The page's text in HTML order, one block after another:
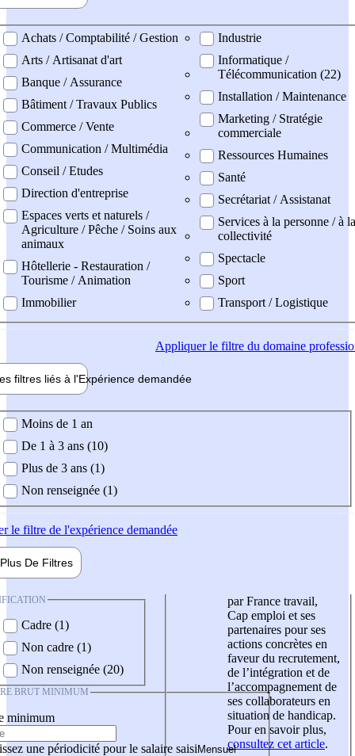
professionel
Achats / Comptabilité / Gestion
Arts / Artisanat d'art
Banque / Assurance
Bâtiment / Travaux Publics
Commerce / Vente
Communication / Multimédia
Conseil / Etudes
Direction d'entreprise
Espaces verts et naturels /
Agriculture / Pêche / Soins aux
animaux
Hôtellerie - Restauration /
Tourisme / Animation
Immobilier
Industrie
Informatique /
Télécommunication (22)
Installation / Maintenance
Marketing / Stratégie
commerciale
Ressources Humaines
Santé
Secrétariat / Assistanat
Services à la personne / à la
collectivité
Spectacle
Sport
Transport / Logistique
Appliquerle filtre du domaine
filtres liés à l'Expérience demandée
demandée
Moins de 1 an
De 1 à 3 ans (10)
Plus de 3 ans (1)
Non renseignée (1)
le filtre de l'expérience demandée
Plus De Filtres
Cadre (1)
Non cadre (1)
Non renseignée (20)
BRUT MINIMUM
minimum
une périodicité pour le salaire saisi
par France travail,
Cap emploi et ses
partenaires pour ses
actions concrètes en
faveur du recrutement,
de l’intégration et de
l’accompagnement de
ses collaborateurs en
situation de handicap.
Pour en savoir plus,
consultez cet article.